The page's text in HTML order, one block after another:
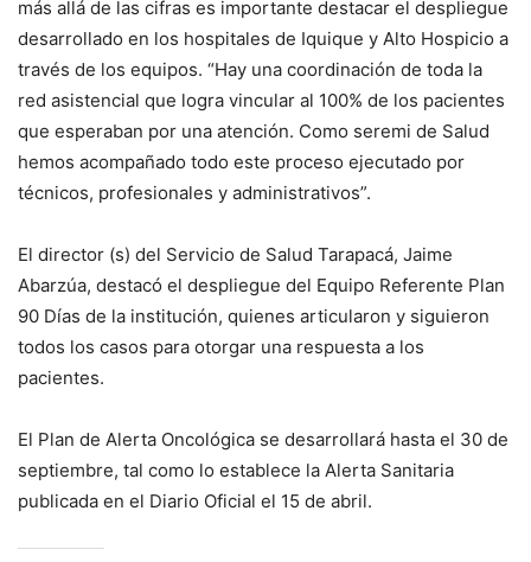
más allá de las cifras es importante destacar el despliegue
desarrollado en los hospitales de Iquique y Alto Hospicio a
través de los equipos. “Hay una coordinación de toda la
red asistencial que logra vincular al 100% de los pacientes
que esperaban por una atención. Como seremi de Salud
hemos acompañado todo este proceso ejecutado por
técnicos, profesionales y administrativos”.
El director (s) del Servicio de Salud Tarapacá, Jaime
Abarzúa, destacó el despliegue del Equipo Referente Plan
90 Días de la institución, quienes articularon y siguieron
todos los casos para otorgar una respuesta a los
pacientes.
El Plan de Alerta Oncológica se desarrollará hasta el 30 de
septiembre, tal como lo establece la Alerta Sanitaria
publicada en el Diario Oficial el 15 de abril.